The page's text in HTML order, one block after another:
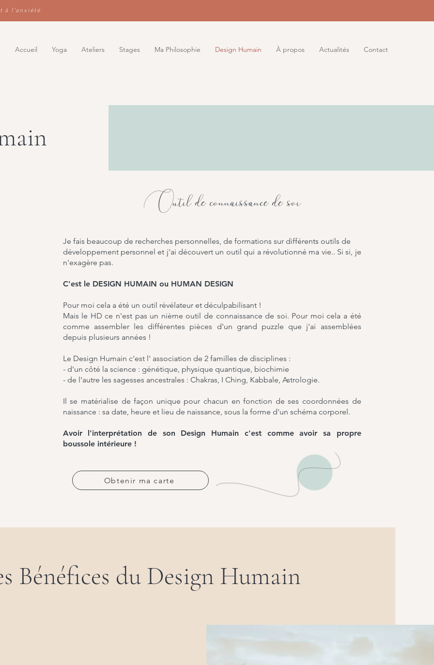
à l'anxiété
Accueil Yoga Ateliers Stages Ma Philosophie Design Humain À propos Actualités Contact
Outil de connaissance de soi
Je fais beaucoup de recherches personnelles, de formations sur différents outils de
développement personnel et j'ai découvert un outil qui a révolutionné ma vie.. Si si, je
n'exagère pas.
C'est le DESIGN HUMAIN ou HUMAN DESIGN
Pour moi cela a été un outil révélateur et déculpabilisant !
Mais le HD ce n'est pas un nième outil de connaissance de soi. Pour moi cela a été
comme assembler les différentes pièces d'un grand puzzle que j'ai assemblées
depuis plusieurs années !
Le Design Humain c'est l' association de 2 familles de disciplines :
- d'un côté la science : génétique, physique quantique, biochimie
- de l'autre les sagesses ancestrales : Chakras, I Ching, Kabbale, Astrologie.
Il se matérialise de façon unique pour chacun en fonction de ses coordonnées de
naissance : sa date, heure et lieu de naissance, sous la forme d'un schéma corporel.
Avoir l'interprétation de son Design Humain c'est comme avoir sa propre
boussole intérieure !
Obtenir ma carte
Bénéfices du Design Humain